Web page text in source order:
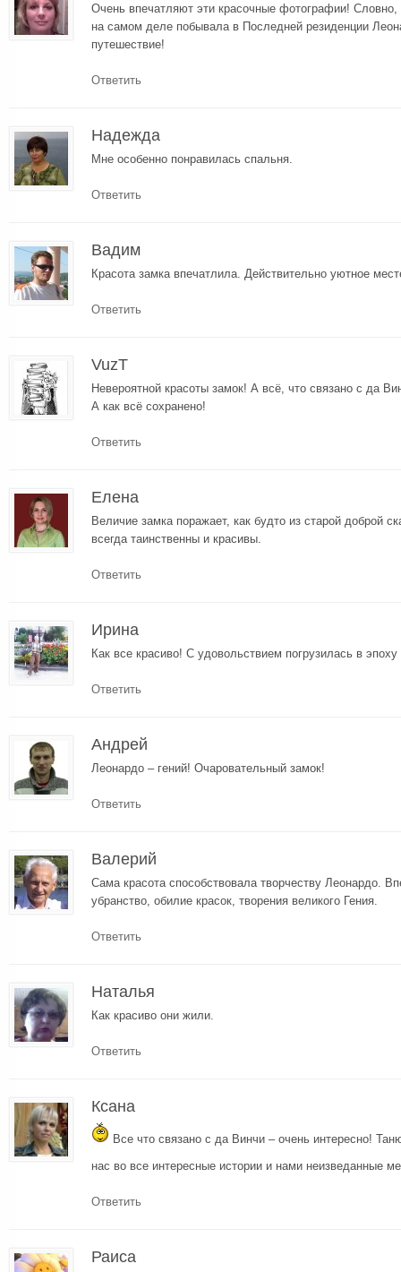
Очень впечатляют эти красочные фотографии! Словно,
на самом деле побывала в Последней резиденции
путешествие!
Ответить
Надежда
Мне особенно понравилась спальня.
Ответить
Вадим
Красота замка впечатлила. Действительно уютное
Ответить
VuzT
Невероятной красоты замок! А всё, что связано с да
А как всё сохранено!
Ответить
Елена
Величие замка поражает, как будто из старой доброй
всегда таинственны и красивы.
Ответить
Ирина
Как все красиво! С удовольствием погрузилась в
Ответить
Андрей
Леонардо – гений! Очаровательный замок!
Ответить
Валерий
Cама красота способствовала творчеству Леонардо.
убранство, обилие красок, творения великого Гения.
Ответить
Наталья
Как красиво они жили.
Ответить
Ксана
Все что связано с да Винчи – очень интересно!
нас во все интересные истории и нами неизведанные
Ответить
Раиса